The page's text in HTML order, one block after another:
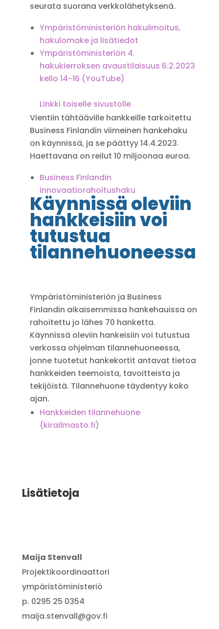
seurata suorana verkkolähetyksenä.
Ympäristöministeriön hakuilmoitus,
hakulomake ja lisätiedot
Ympäristöministeriön 4.
hakukierroksen avaustilaisuus 6.2.2023
kello 14-16 (YouTube)
Linkki toiselle sivustolle
Vientiin tähtääville hankkeille tarkoitettu
Business Finlandin viimeinen hankehaku
on käynnissä, ja se päättyy 14.4.2023.
Haettavana on reilut 10 miljoonaa euroa.
Business Finlandin
innovaatiorahoitushaku
Käynnissä oleviin
hankkeisiin voi
tutustua
tilannehuoneessa
Ympäristöministeriön ja Business
Finlandin aikaisemmissa hankehauissa on
rahoitettu jo lähes 70 hanketta.
Käynnissä oleviin hankeisiin voi tutustua
verkossa ohjelman tilannehuoneessa,
jonne tuotetut hankekortit antavat tietoa
hankkeiden teemoista, tavoitteista ja
tekijöistä. Tilannehuone täydentyy koko
ajan.
Hankkeiden tilannehuone
(kirailmasto.fi)
Lisätietoja
Maija Stenvall
Projektikoordinaattori
ympäristöministeriö
p. 0295 25 0354
maija.stenvall@gov.fi